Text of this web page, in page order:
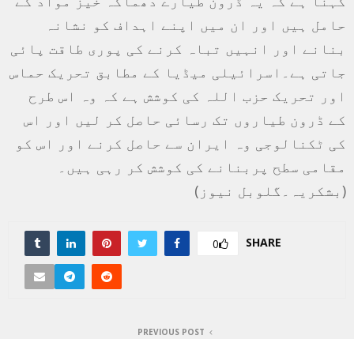
حامل ہیں اور ان میں اپنے اہداف کو نشانہ
بنانے اور انہیں تباہ کرنے کی پوری طاقت پائی
جاتی ہے۔اسرائیلی میڈیا کے مطابق تحریک حماس
اور تحریک حزب اللہ کی کوشش ہے کہ وہ اس طرح
کے ڈرون طیاروں تک رسائی حاصل کر لیں اور اس
کی ٹکنالوجی وہ ایران سے حاصل کرنے اور اس کو
مقامی سطح پربنانے کی کوشش کر رہی ہیں۔
(بشکریہ۔گلوبل نیوز)
SHARE
0
PREVIOUS POST